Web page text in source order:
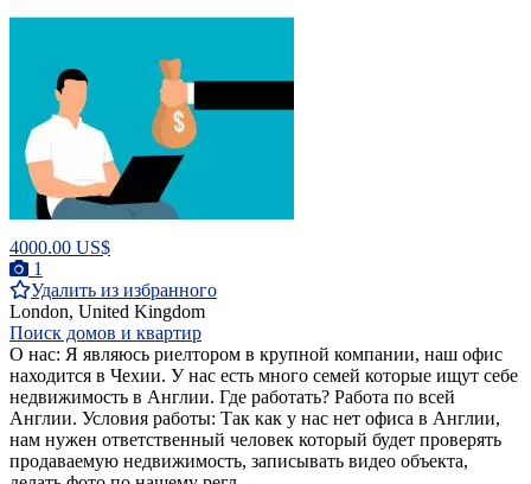
4000.00 US$
1
Удалить из избранного
London, United Kingdom
Поиск домов и квартир
О нас: Я являюсь риелтором в крупной компании, наш офис
находится в Чехии. У нас есть много семей которые ищут себе
недвижимость в Англии. Где работать? Работа по всей
Англии. Условия работы: Так как у нас нет офиса в Англии,
нам нужен ответственный человек который будет проверять
продаваемую недвижимость, записывать видео объекта,